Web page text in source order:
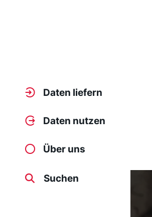
Daten liefern
Daten nutzen
Über uns
Suchen